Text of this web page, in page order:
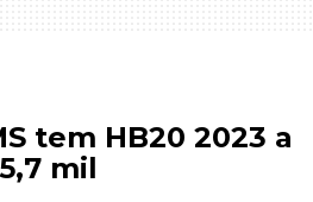
tem HB20 2023 a
mil